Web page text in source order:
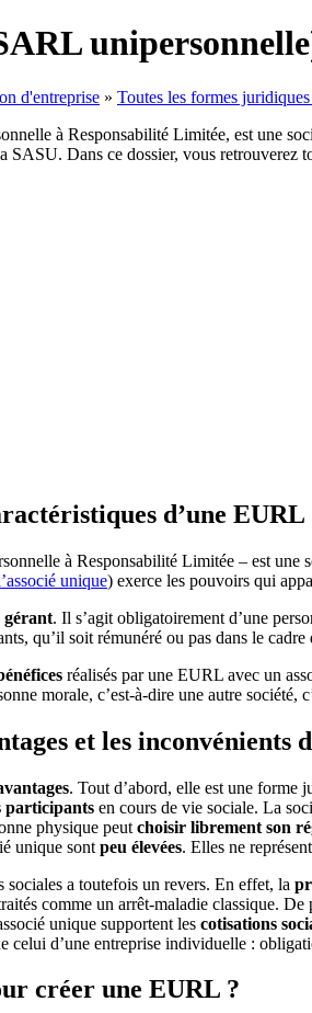
d'entreprise » Toutes les formes
à Responsabilité Limitée, est une
SASU. Dans ce dossier, vous retrouverez
d’une EURL
à Responsabilité Limitée – est une
unique) exerce les pouvoirs qui
gérant. Il s’agit obligatoirement d’une
qu’il soit rémunéré ou pas dans le
réalisés par une EURL avec un
morale, c’est-à-dire une autre société,
et les inconvénients
. Tout d’abord, elle est une forme
participants en cours de vie sociale. La
physique peut choisir librement son
unique sont peu élevées. Elles ne
a toutefois un revers. En effet, la
comme un arrêt-maladie classique.
unique supportent les cotisations
celui d’une entreprise individuelle :
créer une EURL ?